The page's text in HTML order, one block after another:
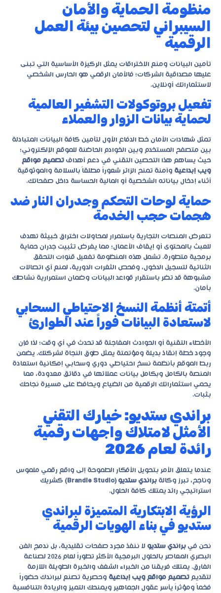
منظومة الحماية والأمان
السيبراني لتحصين بيئة العمل
الرقمية
تأمين البيانات ومنع الاختراقات يمثل الركيزة الأساسية التي تبنى
عليها مصداقية الشركات؛ فالأمان الرقمي هو الحارس الشخصي
لاستثماراتك أونلاين.
تفعيل بروتوكولات التشفير العالمية
لحماية بيانات الزوار والعملاء
تمثل شهادات الأمان خط الدفاع الأول لتأمين كافة البيانات المتبادلة
بين متصفح المستخدم وبين الخوادم الحاضنة للموقع الإلكتروني؛
حيث يساهم هذا التحصين التقني في دعم أهداف تصميم مواقع
ويب إبداعية وآمنة تمنح الزائر شعوراً مطلقاً بالسلامة والموثوقية
أثناء إدخال بياناته الشخصية أو المالية الحساسة داخل صفحاتك.
حماية لوحات التحكم وجدران النار ضد
هجمات حجب الخدمة
تتعرض المنصات التجارية باستمرار لمحاولات اختراق خبيثة تهدف
للعبث بالمحتوى أو إيقاف الأعمال؛ مما يفرض تثبيت جدران حماية
برمجية متطورة. تشمل هذه المنظومة تفعيل قنوات التحقق
الثنائية لتسجيل الدخول، وفحص الثغرات الدورية، لمنع أي اتصالات
مشبوهة قد تضر باستقرار قواعد البيانات وضمان استمرارية نشاطك
بأمان.
أتمتة أنظمة النسخ الاحتياطي السحابي
لاستعادة البيانات فوراً عند الطوارئ
الأخطاء التقنية أو الحوادث المفاجئة قد تحدث في أي وقت؛ لذا فإن
وجود خطة إنقاذ بديلة ومؤتمتة يمثل طوق النجاة لشركتك. يضمن
ربط الموقع بأنظمة نسخ احتياطي دوري وسحابي إمكانية استعادة
المنصة بالكامل وبكامل بيانات عملائها في دقائق معدودة، مما
يحمي استثماراتك الرقمية من الضياع ويحافظ على مسيرة نجاحك
بثبات.
براندي ستديو: خيارك التقني
الأمثل لامتلاك واجهات رقمية
رائدة لعام 2026
عندما يتعلق الأمر بتحويل الأفكار الطموحة إلى واقع رقمي ملموس
وناجح، تبرز وكالة براندي ستديو (Brandie Studio)
كشريك
استراتيجي رائد يمتلك كافة الحلول.
الرؤية الابتكارية المتميزة لبراندي
ستديو في بناء الهويات الرقمية
نحن في براندي ستديو لا ننفذ مجرد صفحات تقليدية، بل ندمج الفن
البصري المعاصر بالحلول البرمجية الأكثر تطوراً لعام 2026 لصناعة
الفارق. يمتلك فريقنا من الخبراء الشغف والخبرة الطويلة اللازمة
لتقديم تصميم مواقع ويب إبداعية وحصرية تصنع لبراندك حضوراً
فخماً ومؤثراً يأسر عقول الجماهير ويمنحك التميز والريادة التنافسية